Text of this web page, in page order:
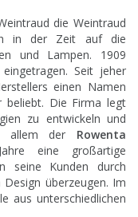
die Weintraud
in der Zeit auf die
und Lampen. 1909
Seit jeher
einen Namen
beliebt. Die Firma legt
zu entwickeln und
allem der Rowenta
eine großartige
seine Kunden durch
überzeugen. Im
aus unterschiedlichen